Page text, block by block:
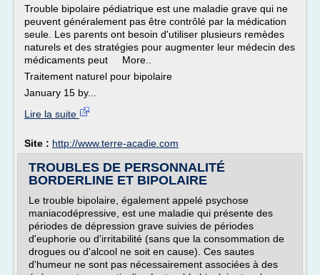
Trouble bipolaire pédiatrique est une maladie grave qui ne
peuvent généralement pas être contrôlé par la médication
seule. Les parents ont besoin d'utiliser plusieurs remèdes
naturels et des stratégies pour augmenter leur médecin des
médicaments peut More..
Traitement naturel pour bipolaire
January 15 by...
Lire la suite
Site : http://www.terre-acadie.com
TROUBLES DE PERSONNALITÉ
BORDERLINE ET BIPOLAIRE
Le trouble bipolaire, également appelé psychose
maniacodépressive, est une maladie qui présente des
périodes de dépression grave suivies de périodes
d'euphorie ou d'irritabilité (sans que la consommation de
drogues ou d'alcool ne soit en cause). Ces sautes
d'humeur ne sont pas nécessairement associées à des